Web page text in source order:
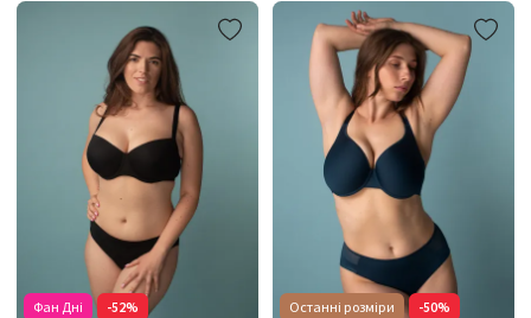
Фан Дні -52% Останні розміри -50%